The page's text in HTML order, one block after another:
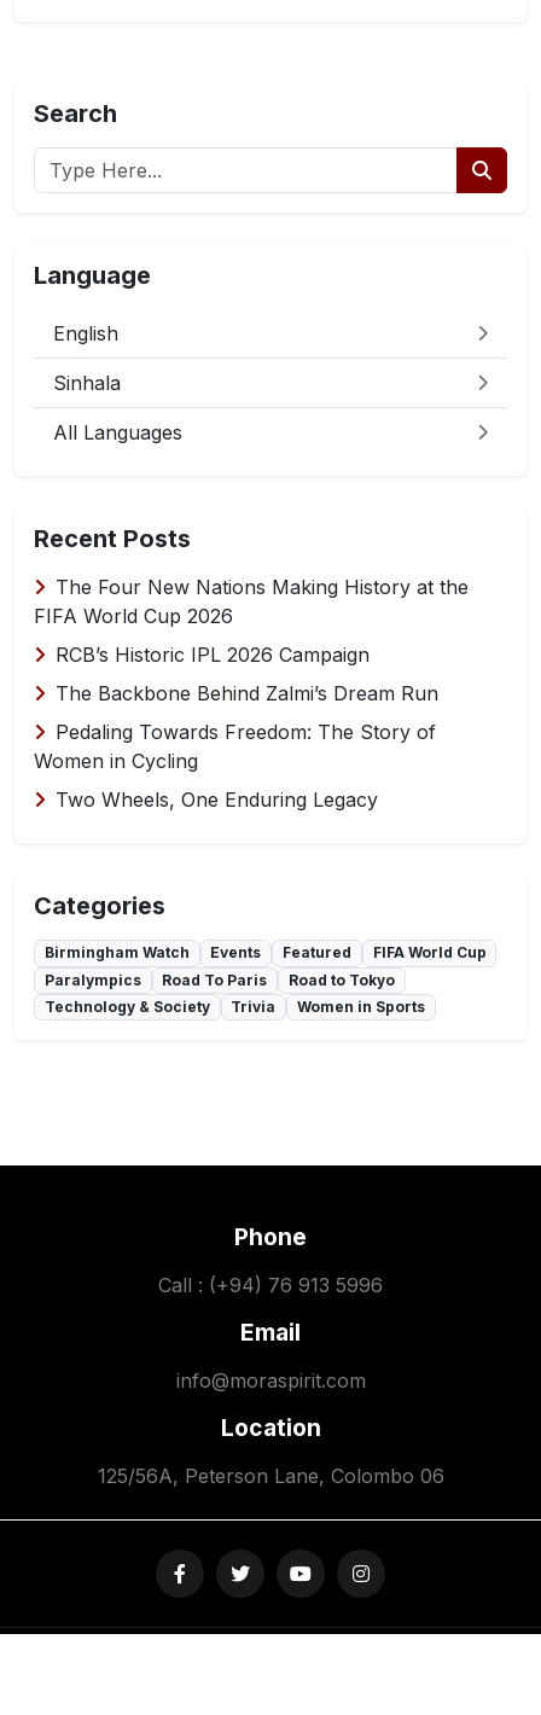
Search
Language
English
Sinhala
All Languages
Recent Posts
The Four New Nations Making History at the
FIFA World Cup 2026
RCB’s Historic IPL 2026 Campaign
The Backbone Behind Zalmi’s Dream Run
Pedaling Towards Freedom: The Story of
Women in Cycling
Two Wheels, One Enduring Legacy
Categories
Birmingham Watch Events Featured
FIFA World Cup
Paralympics
Road To Paris
Road to Tokyo
Technology & Society
Trivia Women in Sports
Phone
Call : (+94) 76 913 5996
Email
info@moraspirit.com
Location
125/56A, Peterson Lane, Colombo 06